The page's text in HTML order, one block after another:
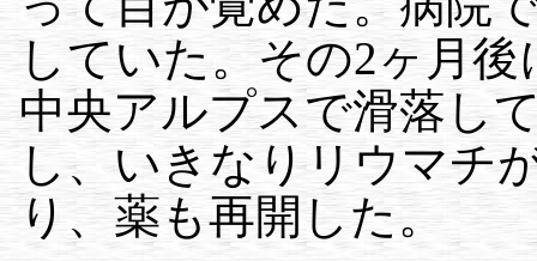
していた。その2ヶ月
中央アルプスで滑落し
し、いきなりリウマチ
り、薬も再開した。